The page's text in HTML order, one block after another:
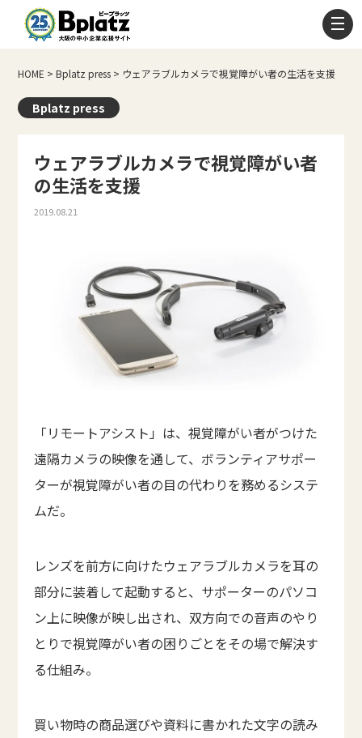
HOME >Bplatz press > ウェアラブルカメラで視覚障がい者の生活を支援
Bplatz press
ウェアラブルカメラで視覚障がい者
の生活を支援
2019.08.21
「リモートアシスト」は、視覚障がい者がつけた
遠隔カメラの映像を通して、ボランティアサポー
ターが視覚障がい者の目の代わりを務めるシステ
ムだ。
レンズを前方に向けたウェアラブルカメラを耳の
部分に装着して起動すると、サポーターのパソコ
ン上に映像が映し出され、双方向での音声のやり
とりで視覚障がい者の困りごとをその場で解決す
る仕組み。
買い物時の商品選びや資料に書かれた文字の読み